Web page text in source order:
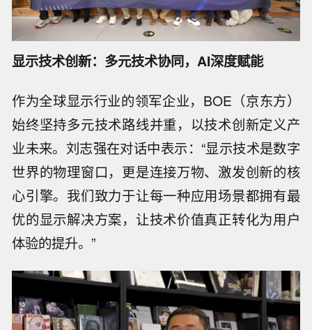
显示技术创新：多元技术协同，AI深度赋能
作为全球显示行业的领军企业，BOE（京东方）
始终坚持多元技术路线并重，以技术创新定义产
业未来。刘志强在对话中表示：“显示技术是数字
世界的物理窗口，更是连接万物、激发创新的核
心引擎。我们致力于让每一种应用场景都拥有最
优的显示解决方案，让技术价值真正转化为用户
体验的提升。”